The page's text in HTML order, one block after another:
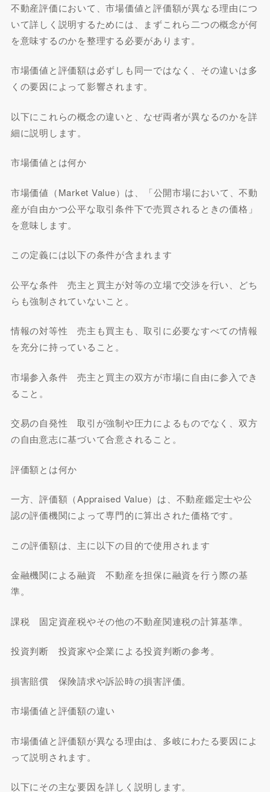
不動産評価において、市場価値と評価額が異なる理由につ
いて詳しく説明するためには、まずこれら二つの概念が何
を意味するのかを整理する必要があります。
市場価値と評価額は必ずしも同一ではなく、その違いは多
くの要因によって影響されます。
以下にこれらの概念の違いと、なぜ両者が異なるのかを詳
細に説明します。
市場価値とは何か
市場価値（Market Value）は、「公開市場において、不動
産が自由かつ公平な取引条件下で売買されるときの価格」
を意味します。
この定義には以下の条件が含まれます
公平な条件 売主と買主が対等の立場で交渉を行い、どち
らも強制されていないこと。
情報の対等性 売主も買主も、取引に必要なすべての情報
を充分に持っていること。
市場参入条件 売主と買主の双方が市場に自由に参入でき
ること。
交易の自発性 取引が強制や圧力によるものでなく、双方
の自由意志に基づいて合意されること。
評価額とは何か
一方、評価額（Appraised Value）は、不動産鑑定士や公
認の評価機関によって専門的に算出された価格です。
この評価額は、主に以下の目的で使用されます
金融機関による融資 不動産を担保に融資を行う際の基
準。
課税 固定資産税やその他の不動産関連税の計算基準。
投資判断 投資家や企業による投資判断の参考。
損害賠償 保険請求や訴訟時の損害評価。
市場価値と評価額の違い
市場価値と評価額が異なる理由は、多岐にわたる要因によ
って説明されます。
以下にその主な要因を詳しく説明します。